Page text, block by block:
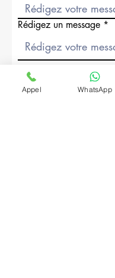
Rédigez un message
Société
Appel WhatsApp